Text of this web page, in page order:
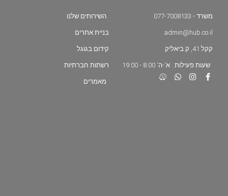
משרד - 077-7008133
admin@hub.co.il
קקל 41, ק.ביאליק
שעות פעילות : א'-ה' 8:00 - 19:00
השירותים שלנו
בניית אתרים
קידום בגוגל
רשתות חברתיות
מאמרים